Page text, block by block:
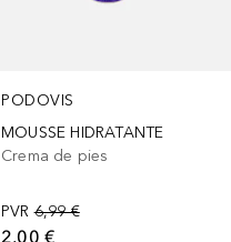
PODOVIS
MOUSSE HIDRATANTE
Crema de pies
PVR 6,99 €
2,00 €